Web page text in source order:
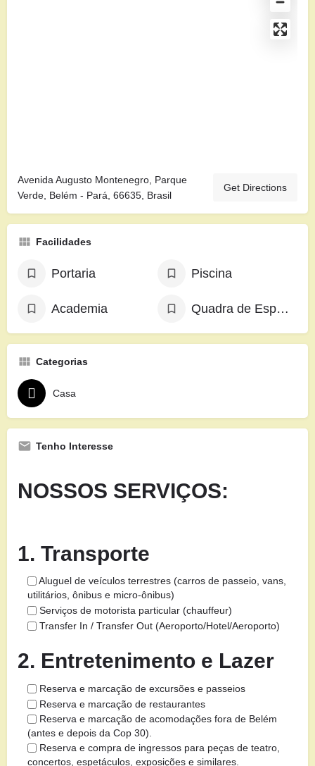
Avenida Augusto Montenegro, Parque
Verde, Belém - Pará, 66635, Brasil
Get Directions
Facilidades
Portaria Piscina
Academia Quadra de Esportes
Categorias
Casa
Tenho Interesse
NOSSOS SERVIÇOS:
1. Transporte
Aluguel de veículos terrestres (carros de passeio, vans,
utilitários, ônibus e micro-ônibus)
Serviços de motorista particular (chauffeur)
Transfer In / Transfer Out (Aeroporto/Hotel/Aeroporto)
2. Entretenimento e Lazer
Reserva e marcação de excursões e passeios
Reserva e marcação de restaurantes
Reserva e marcação de acomodações fora de Belém
(antes e depois da Cop 30).
Reserva e compra de ingressos para peças de teatro,
concertos, espetáculos, exposições e similares.